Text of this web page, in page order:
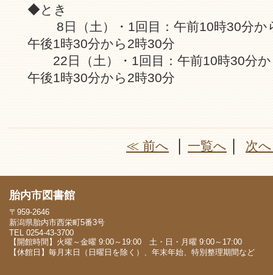
◆とき
8日（土）・1回目：午前10時30分か
午後1時30分から2時30分
22日（土）・1回目：午前10時30分か
午後1時30分から2時30分
≪ 前へ 一覧へ 次
胎内市図書館
〒959-2646
新潟県胎内市西栄町5番3号
TEL 0254-43-3700
【開館時間】火曜～金曜 9:00～19:00 土・日・月曜 9:00～17:00
【休館日】毎月末日（日曜日を除く）、年末年始、特別整理期間など